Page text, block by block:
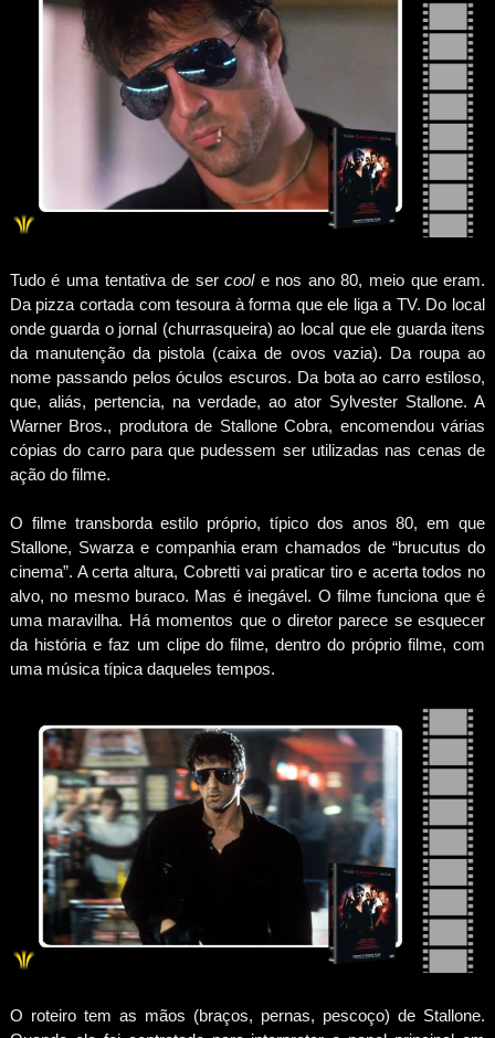
Tudo é uma tentativa de sercoole nos ano 80, meio que eram.
Da pizza cortada com tesoura à forma que ele liga a TV. Do local
onde guarda o jornal (churrasqueira) ao local que ele guarda itens
da manutenção da pistola (caixa de ovos vazia). Da roupa ao
nome passando pelos óculos escuros. Da bota ao carro estiloso,
que, aliás, pertencia, na verdade, ao ator Sylvester Stallone. A
Warner Bros., produtora de Stallone Cobra, encomendou várias
cópias do carro para que pudessem ser utilizadas nas cenas de
ação do filme.
O filme transborda estilo próprio, típico dos anos 80, em que
Stallone, Swarza e companhia eram chamados de “brucutus do
cinema”. A certa altura, Cobretti vai praticar tiro e acerta todos no
alvo, no mesmo buraco. Mas é inegável. O filme funciona que é
uma maravilha. Há momentos que o diretor parece se esquecer
da história e faz um clipe do filme, dentro do próprio filme, com
uma música típica daqueles tempos.
O roteiro tem as mãos (braços, pernas, pescoço) de Stallone.